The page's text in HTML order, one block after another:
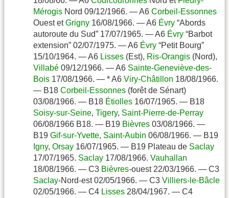
Mérogis Nord 09/12/1966. — A6 Corbeil-Essonnes
Ouest etGrigny 16/08/1966. — A6 Évry “Abords
autoroute du Sud” 17/07/1965. — A6 Évry “Barbot
extension” 02/07/1975. — A6 Évry “Petit Bourg”
15/10/1964. — A6 Lisses (Est), Ris-Orangis (Nord),
Villabé 09/12/1966. — A6 Sainte-Geneviève-des-
Bois 17/08/1966. — * A6 Viry-Châtillon 18/08/1966.
— B18 Corbeil-Essonnes (forêt de Sénart)
03/08/1966. — B18 Étiolles 16/07/1965. — B18
Soisy-sur-Seine, Tigery, Saint-Pierre-de-Perray
06/08/1966 B18. — B19 Bièvres 03/08/1966. —
B19 Gif-sur-Yvette, Saint-Aubin 06/08/1966. — B19
Igny, Orsay 16/07/1965. — B19 Plateau de Saclay
17/07/1965. Saclay 17/08/1966. Vauhallan
18/08/1966. — C3 Bièvres-ouest 22/03/1966. — C3
Saclay-Nord-est 02/05/1966. — C3 Villiers-le-Bâcle
02/05/1966. — C4 Lisses 28/04/1967. — C4